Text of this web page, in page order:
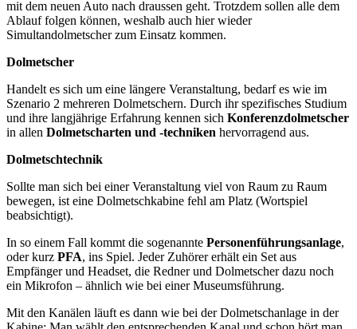
mit dem neuen Auto nach draussen geht. Trotzdem sollen alle dem
Ablauf folgen können, weshalb auch hier wieder
Simultandolmetscher zum Einsatz kommen.
Dolmetscher
Handelt es sich um eine längere Veranstaltung, bedarf es wie im
Szenario 2 mehreren Dolmetschern. Durch ihr spezifisches Studium
und ihre langjährige Erfahrung kennen sich Konferenzdolmetscher
in allen Dolmetscharten und -techniken hervorragend aus.
Dolmetschtechnik
Sollte man sich bei einer Veranstaltung viel von Raum zu Raum
bewegen, ist eine Dolmetschkabine fehl am Platz (Wortspiel
beabsichtigt).
In so einem Fall kommt die sogenannte Personenführungsanlage,
oder kurz PFA, ins Spiel. Jeder Zuhörer erhält ein Set aus
Empfänger und Headset, die Redner und Dolmetscher dazu noch
ein Mikrofon – ähnlich wie bei einer Museumsführung.
Mit den Kanälen läuft es dann wie bei der Dolmetschanlage in der